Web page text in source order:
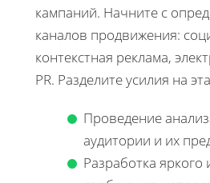
кампаний. Начните с
каналов продвижения:
контекстная реклама,
PR. Разделите усилия на
Проведение
аудитории и их
Разработка яркого